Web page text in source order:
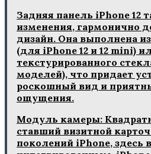
Задняя панель iPhone 12
изменения‚ гармонично
дизайн. Она выполнена
(для iPhone 12 и 12 mini)
текстурированного
моделей)‚ что придает
роскошный вид и
ощущения.
Модуль камеры:
ставший визитной
поколений iPhone‚